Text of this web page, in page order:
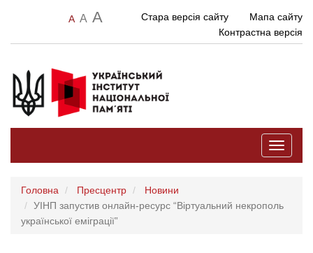
A A A Стара версія сайту
Мапа сайту
Контрастна версія
Toggle
Головна Пресцентр
Новини
УІНП запустив онлайн-ресурс “Віртуальний некрополь
української еміграції”